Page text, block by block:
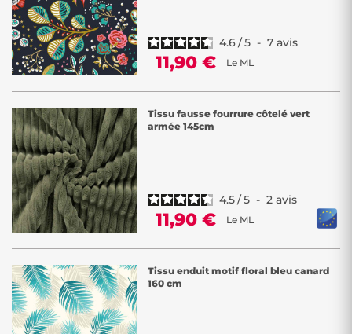
4.6/5 - 7 avis
11,90 € Le ML
Tissu fausse fourrure côtelé vert
armée 145cm
4.5/5 - 2 avis
11,90 € Le ML
Tissu enduit motif floral bleu canard
160 cm